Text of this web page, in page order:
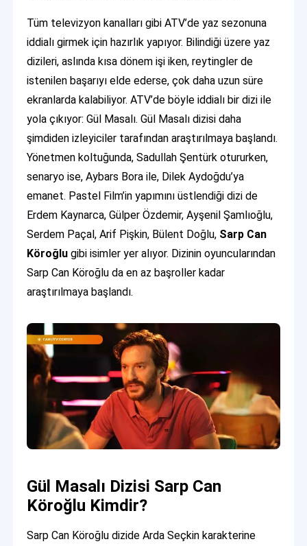
Tüm televizyon kanalları gibi ATV’de yaz sezonuna
iddialı girmek için hazırlık yapıyor. Bilindiği üzere yaz
dizileri, aslında kısa dönem işi iken, reytingler de
istenilen başarıyı elde ederse, çok daha uzun süre
ekranlarda kalabiliyor. ATV’de böyle iddialı bir dizi ile
yola çıkıyor: Gül Masalı. Gül Masalı dizisi daha
şimdiden izleyiciler tarafından araştırılmaya başlandı.
Yönetmen koltuğunda, Sadullah Şentürk otururken,
senaryo ise, Aybars Bora ile, Dilek Aydoğdu’ya
emanet. Pastel Film’in yapımını üstlendiği dizi de
Erdem Kaynarca, Gülper Özdemir, Ayşenil Şamlıoğlu,
Serdem Paçal, Arif Pişkin, Bülent Doğlu, Sarp Can
Köroğlu gibi isimler yer alıyor. Dizinin oyuncularından
Sarp Can Köroğlu da en az başroller kadar
araştırılmaya başlandı.
Gül Masalı Dizisi Sarp Can
Köroğlu Kimdir?
Sarp Can Köroğlu dizide Arda Seçkin karakterine